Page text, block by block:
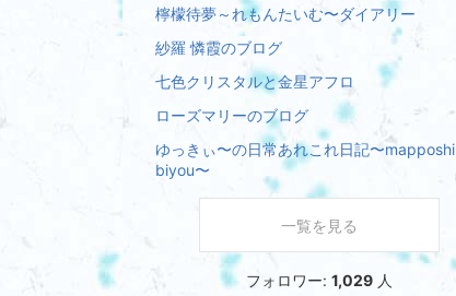
檸檬待夢～れもんたいむ〜ダイアリー
紗羅 憐霞のブログ
七色クリスタルと金星アフロ
ローズマリーのブログ
ゆっきぃ〜の日常あれこれ日記〜
biyou〜
一覧を見る
フォロワー: 1,029 人